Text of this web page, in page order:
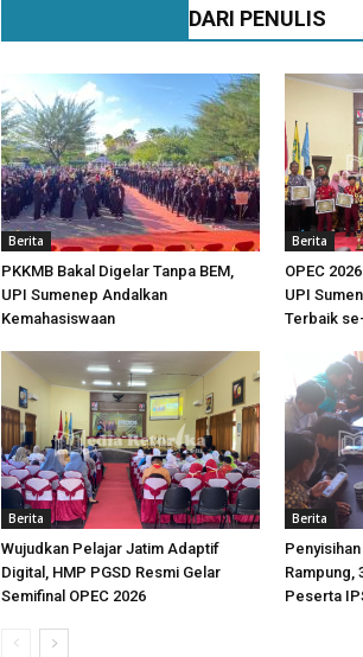
DARI PENULIS
Berita
PKKMB Bakal Digelar Tanpa BEM,
UPI Sumenep Andalkan
Kemahasiswaan
Berita
OPEC
UPI
Terbaik
Berita
Wujudkan Pelajar Jatim Adaptif
Digital, HMP PGSD Resmi Gelar
Semifinal OPEC 2026
Berita
Penyisihan
Rampung,
Peserta